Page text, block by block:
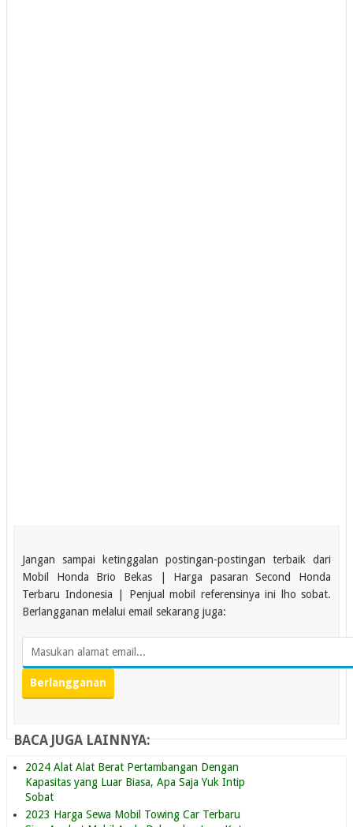
Jangan sampai ketinggalan postingan-postingan terbaik dari
Mobil Honda Brio Bekas | Harga pasaran Second Honda
Terbaru Indonesia | Penjual mobil referensinya ini lho sobat.
Berlangganan melalui email sekarang juga:
BACA JUGA LAINNYA:
2024 Alat Alat Berat Pertambangan Dengan
Kapasitas yang Luar Biasa, Apa Saja Yuk Intip
Sobat
2023 Harga Sewa Mobil Towing Car Terbaru